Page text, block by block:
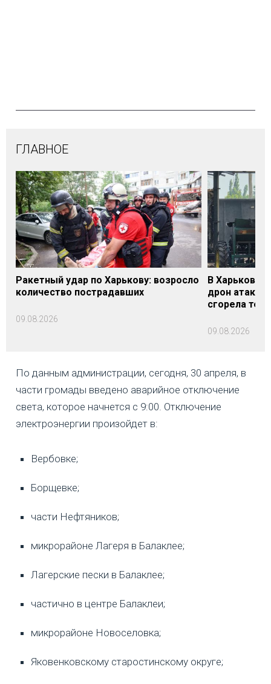
ГЛАВНОЕ
Ракетный удар по Харькову: возросло
количество пострадавших
09.08.2026
В
дрон
сгорела
09.08.2026
По данным администрации, сегодня, 30 апреля, в
части громады введено аварийное отключение
света, которое начнется с 9:00. Отключение
электроэнергии произойдет в:
Вербовке;
Борщевке;
части Нефтяников;
микрорайоне Лагеря в Балаклее;
Лагерские пески в Балаклее;
частично в центре Балаклеи;
микрорайоне Новоселовка;
Яковенковскому старостинскому округе;